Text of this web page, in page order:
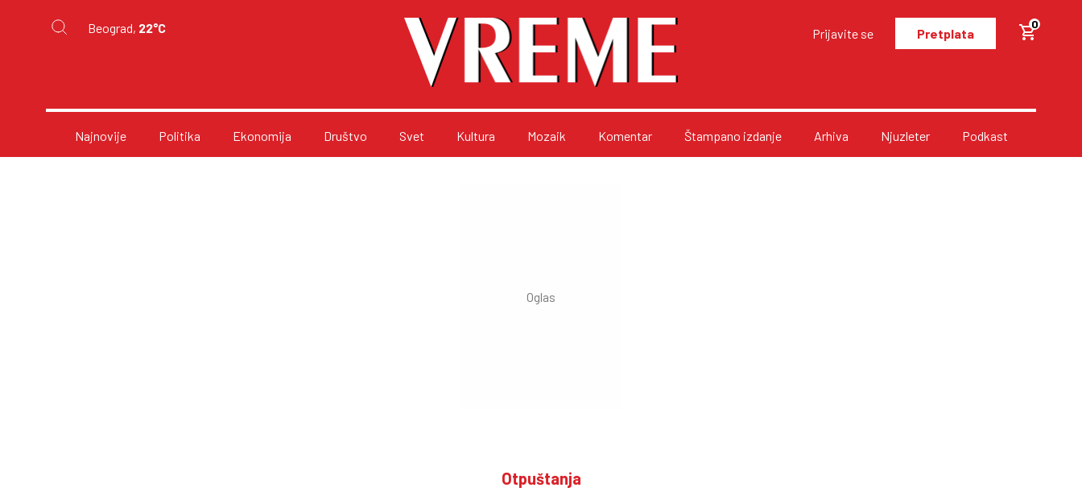
Beograd, 22°C Prijavite se Pretplata
0
Najnovije Politika Ekonomija Društvo Svet Kultura Mozaik Komentar Štampano izdanje Arhiva Njuzleter Podkast
Otpuštanja